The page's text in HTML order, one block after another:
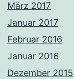
März 2017
Januar 2017
Februar 2016
Januar 2016
Dezember 2015